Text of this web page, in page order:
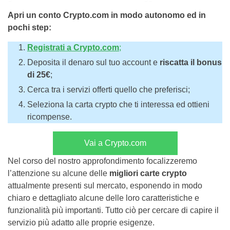
Apri un conto Crypto.com in modo autonomo ed in
pochi step:
Registrati a Crypto.com;
Deposita il denaro sul tuo account e riscatta il bonus
di 25€;
Cerca tra i servizi offerti quello che preferisci;
Seleziona la carta crypto che ti interessa ed ottieni
ricompense.
Vai a Crypto.com
Nel corso del nostro approfondimento focalizzeremo
l’attenzione su alcune delle migliori carte crypto
attualmente presenti sul mercato, esponendo in modo
chiaro e dettagliato alcune delle loro caratteristiche e
funzionalità più importanti. Tutto ciò per cercare di capire il
servizio più adatto alle proprie esigenze.